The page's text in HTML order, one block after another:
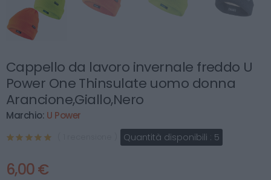
Cappello da lavoro invernale freddo U
Power One Thinsulate uomo donna
Arancione,Giallo,Nero
Marchio: U Power
Quantità disponibili : 5
6,00 €